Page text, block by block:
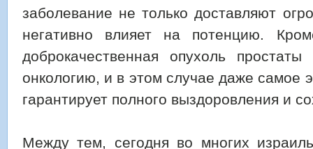
заболевание не только доставляют
негативно влияет на потенцию.
доброкачественная опухоль
онкологию, и в этом случае даже самое
гарантирует полного выздоровления и
Между тем, сегодня во многих